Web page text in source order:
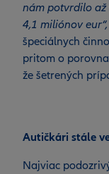
nám potvrdilo až
4,1 miliónov eur“,
špeciálnych
pritom o
že šetrených
Autičkári stále
Najviac